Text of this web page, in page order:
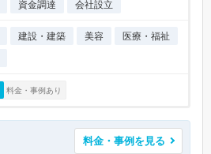
資金調達 会社設立
建設・建築 美容
医療・福祉
料金・事例あり
料金・事例を見る